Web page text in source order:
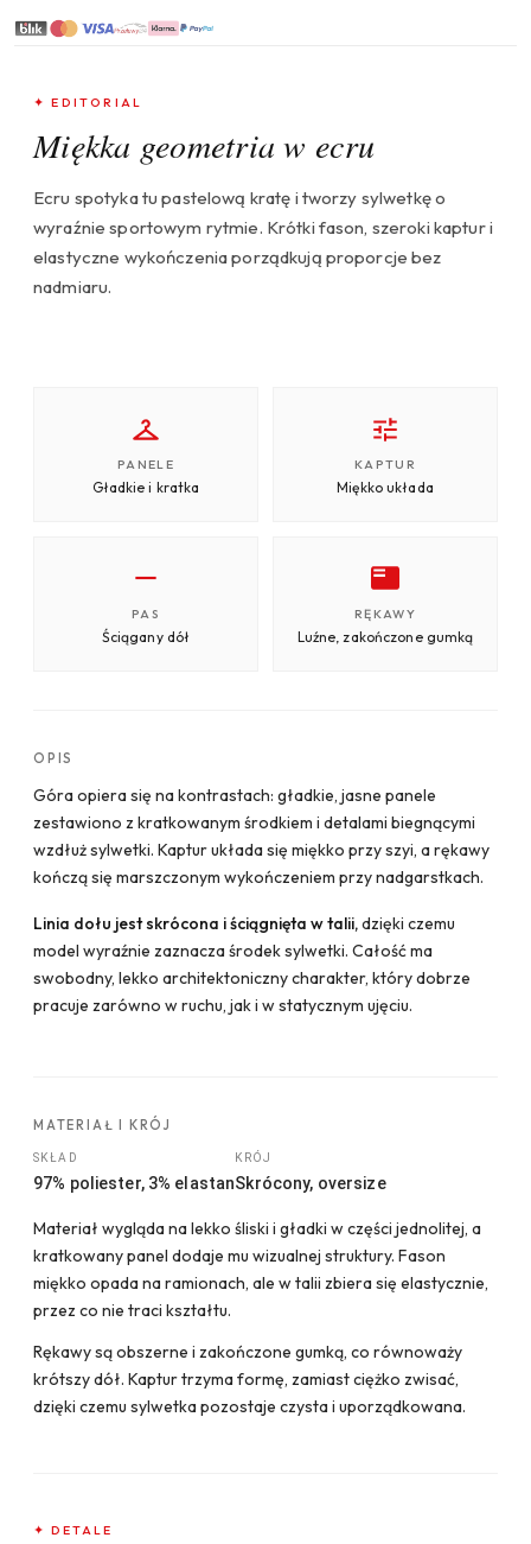
✦ EDITORIAL
Miękka geometria w ecru
Ecru spotyka tu pastelową kratę i tworzy sylwetkę o
wyraźnie sportowym rytmie. Krótki fason, szeroki kaptur i
elastyczne wykończenia porządkują proporcje bez
nadmiaru.
PANELE
Gładkie i kratka
KAPTUR
Miękko układa
PAS
Ściągany dół
RĘKAWY
Luźne, zakończone gumką
OPIS
Góra opiera się na kontrastach: gładkie, jasne panele
zestawiono z kratkowanym środkiem i detalami biegnącymi
wzdłuż sylwetki. Kaptur układa się miękko przy szyi, a rękawy
kończą się marszczonym wykończeniem przy nadgarstkach.
Linia dołu jest skrócona i ściągnięta w talii,dzięki czemu
model wyraźnie zaznacza środek sylwetki. Całość ma
swobodny, lekko architektoniczny charakter, który dobrze
pracuje zarówno w ruchu, jak i w statycznym ujęciu.
MATERIAŁ I KRÓJ
SKŁAD
97% poliester, 3% elastan
KRÓJ
Skrócony, oversize
Materiał wygląda na lekko śliski i gładki w części jednolitej, a
kratkowany panel dodaje mu wizualnej struktury. Fason
miękko opada na ramionach, ale w talii zbiera się elastycznie,
przez co nie traci kształtu.
Rękawy są obszerne i zakończone gumką, co równoważy
krótszy dół. Kaptur trzyma formę, zamiast ciężko zwisać,
dzięki czemu sylwetka pozostaje czysta i uporządkowana.
✦ DETALE